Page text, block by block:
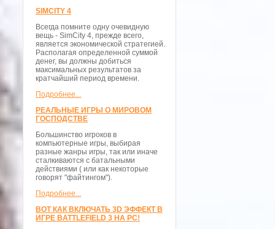
SIMCITY 4
Всегда помните одну очевидную
вещь - SimCity 4, прежде всего,
является экономической стратегией.
Располагая определенной суммой
денег, вы должны добиться
максимальных результатов за
кратчайший период времени.
Подробнее...
РЕАЛЬНЫЕ ИГРЫ О МИРОВОМ
ГОСПОДСТВЕ
Большинство игроков в
компьютерные игры, выбирая
разные жанры игры, так или иначе
сталкиваются с батальными
действиями ( или как некоторые
говорят "файтингом").
Подробнее...
ВОТ КАК ВКЛЮЧАТЬ 3D ЭФФЕКТ В
ИГРЕ BATTLEFIELD 3 НА PC!